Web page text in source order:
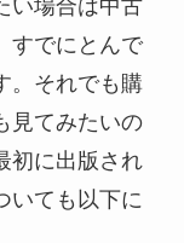
い場合は中古
すでにとんで
。それでも購
見てみたいの
初に出版され
いても以下に